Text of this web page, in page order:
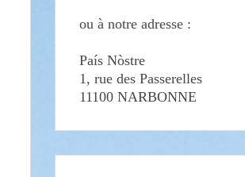
ou à notre adresse :
País Nòstre
1, rue des Passerelles
11100 NARBONNE